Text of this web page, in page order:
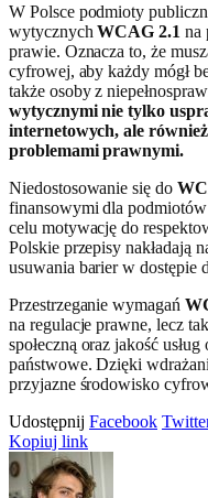
W Polsce podmioty
wytycznychWCAG 2.1 na
prawie. Oznacza to, że
cyfrowej, aby każdy mógł
także osoby z
wytycznymi nie tylko
internetowych, ale
problemami prawnymi.
Niedostosowanie się do
finansowymi dla
celu motywację do
Polskie przepisy nakładają
usuwania barier w dostępie
Przestrzeganie wymagań
na regulacje prawne, lecz
społeczną oraz jakość
państwowe. Dzięki
przyjazne środowisko
Udostępnij Facebook
Kopiuj link